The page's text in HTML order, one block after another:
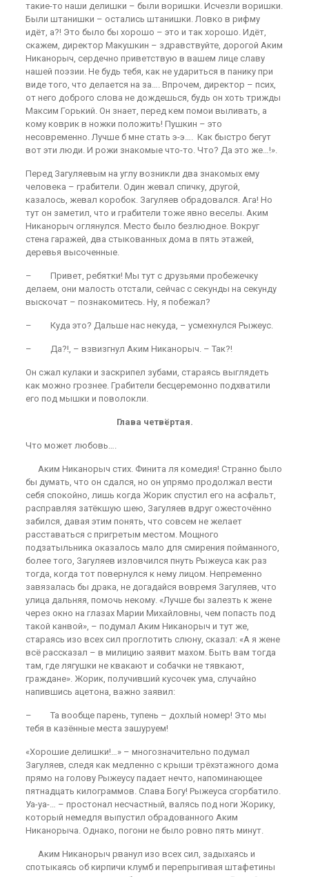
такие-то наши делишки – были воришки. Исчезли воришки.
Были штанишки – остались штанишки. Ловко в рифму
идёт, а?! Это было бы хорошо – это и так хорошо. Идёт,
скажем, директор Макушкин – здравствуйте, дорогой Аким
Никанорыч, сердечно приветствую в вашем лице славу
нашей поэзии. Не будь тебя, как не удариться в панику при
виде того, что делается на за…. Впрочем, директор – псих,
от него доброго слова не дождешься, будь он хоть трижды
Максим Горький. Он знает, перед кем помои выливать, а
кому коврик в ножки положить! Пушкин – это
несовременно. Лучше б мне стать э-э…. Как быстро бегут
вот эти люди. И рожи знакомые что-то. Что? Да это же…!».
Перед Загуляевым на углу возникли два знакомых ему
человека – грабители. Один жевал спичку, другой,
казалось, жевал коробок. Загуляев обрадовался. Ага! Но
тут он заметил, что и грабители тоже явно веселы. Аким
Никанорыч оглянулся. Место было безлюдное. Вокруг
стена гаражей, два стыкованных дома в пять этажей,
деревья высоченные.
– Привет, ребятки! Мы тут с друзьями пробежечку
делаем, они малость отстали, сейчас с секунды на секунду
выскочат – познакомитесь. Ну, я побежал?
– Куда это? Дальше нас некуда, – усмехнулся Рыжеус.
– Да?!, – взвизгнул Аким Никанорыч. – Так?!
Он сжал кулаки и заскрипел зубами, стараясь выглядеть
как можно грознее. Грабители бесцеремонно подхватили
его под мышки и поволокли.
Глава четвёртая.
Что может любовь….
Аким Никанорыч стих. Финита ля комедия! Странно было
бы думать, что он сдался, но он упрямо продолжал вести
себя спокойно, лишь когда Жорик спустил его на асфальт,
расправляя затёкшую шею, Загуляев вдруг ожесточённо
забился, давая этим понять, что совсем не желает
расставаться с пригретым местом. Мощного
подзатыльника оказалось мало для смирения пойманного,
более того, Загуляев изловчился пнуть Рыжеуса как раз
тогда, когда тот повернулся к нему лицом. Непременно
завязалась бы драка, не догадайся вовремя Загуляев, что
улица дальняя, помочь некому. «Лучше бы залезть к жене
через окно на глазах Марии Михайловны, чем попасть под
такой канвой», – подумал Аким Никанорыч и тут же,
стараясь изо всех сил проглотить слюну, сказал: «А я жене
всё рассказал – в милицию заявит махом. Быть вам тогда
там, где лягушки не квакают и собачки не тявкают,
граждане». Жорик, получивший кусочек ума, случайно
напившись ацетона, важно заявил:
– Та вообще парень, тупень – дохлый номер! Это мы
тебя в казённые места зашуруем!
«Хорошие делишки!…» – многозначительно подумал
Загуляев, следя как медленно с крыши трёхэтажного дома
прямо на голову Рыжеусу падает нечто, напоминающее
пятнадцать килограммов. Слава Богу! Рыжеуса сгорбатило.
Уа-уа-… – простонал несчастный, валясь под ноги Жорику,
который немедля выпустил обрадованного Аким
Никанорыча. Однако, погони не было ровно пять минут.
Аким Никанорыч рванул изо всех сил, задыхаясь и
спотыкаясь об кирпичи клумб и перепрыгивая штафетины